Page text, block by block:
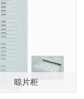
晾片柜